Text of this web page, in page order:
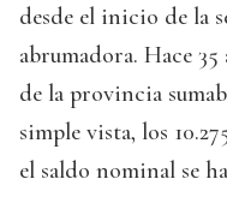
desde el inicio de la
abrumadora. Hace
de la provincia
simple vista, los
el saldo nominal se